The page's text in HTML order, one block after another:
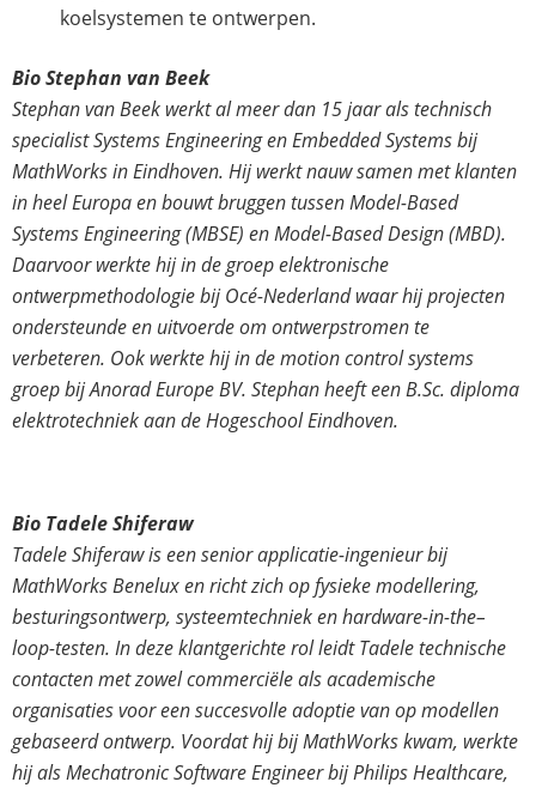
koelsystemen te ontwerpen.
Bio Stephan van Beek
Stephan van Beek werkt al meer dan 15 jaar als technisch
specialist Systems Engineering en Embedded Systems bij
MathWorksin Eindhoven. Hij werkt nauw samen met klanten
in heel Europa en bouwt bruggen tussen Model-Based
Systems Engineering (MBSE) en Model-BasedDesign (MBD).
Daarvoor werkte hij in de groep elektronische
ontwerpmethodologie bij Océ-Nederland waar hij projecten
ondersteunde en uitvoerde om ontwerpstromen te
verbeteren. Ook werkte hij in de motion control systems
groep bijAnoradEurope BV. Stephan heeft eenB.Sc. diploma
elektrotechniek aan de Hogeschool Eindhoven.
Bio Tadele Shiferaw
TadeleShiferawis een senior applicatie-ingenieur bij
MathWorksBenelux en richt zich op fysieke modellering,
besturingsontwerp, systeemtechniek en hardware-in-the–
loop-testen. In deze klantgerichte rol leidtTadeletechnische
contacten met zowel commerciële als academische
organisaties voor een succesvolle adoptie van op modellen
gebaseerd ontwerp. Voordat hij bijMathWorkskwam, werkte
hij alsMechatronicSoftware Engineer bij Philips Healthcare,